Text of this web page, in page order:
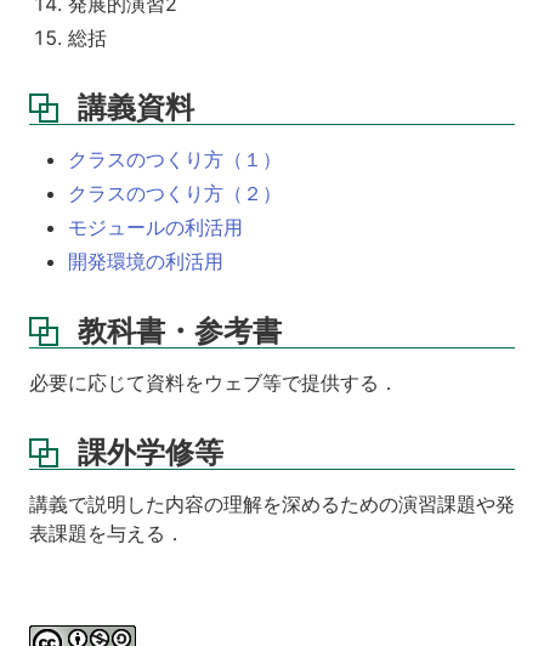
総括
講義資料
クラスのつくり方（１）
クラスのつくり方（２）
モジュールの利活用
開発環境の利活用
教科書・参考書
必要に応じて資料をウェブ等で提供する．
課外学修等
講義で説明した内容の理解を深めるための演習課題や発
表課題を与える．